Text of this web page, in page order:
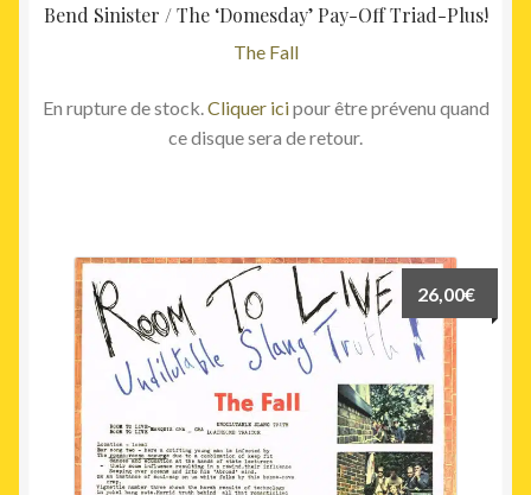
Bend Sinister / The ‘Domesday’ Pay-Off Triad-Plus!
The Fall
En rupture de stock.Cliquer icipour être prévenu quand
ce disque sera de retour.
26,00€